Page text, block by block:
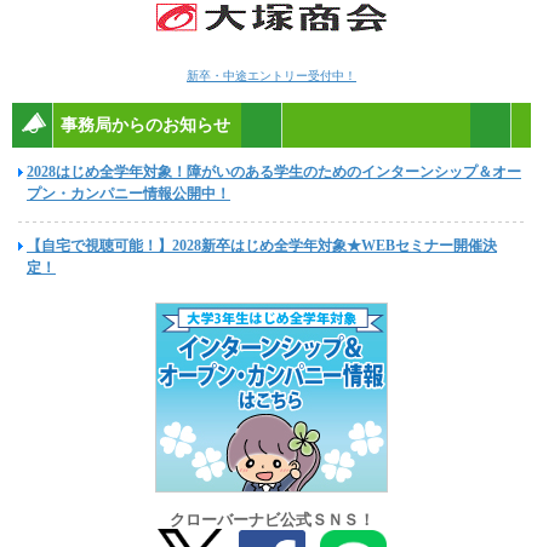
新卒・中途エントリー受付中！
事務局からのお知らせ
2028はじめ全学年対象！障がいのある学生のためのインターンシップ＆オー
プン・カンパニー情報公開中！
【自宅で視聴可能！】2028新卒はじめ全学年対象★WEBセミナー開催決
定！
クローバーナビ公式ＳＮＳ！